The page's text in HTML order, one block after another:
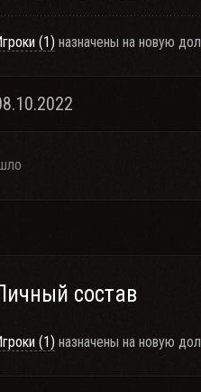
(1) назначены на новую
состав
(1) назначены на новую